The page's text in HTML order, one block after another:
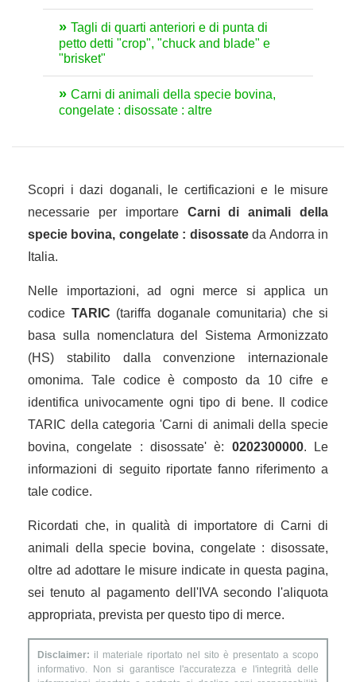
Tagli di quarti anteriori e di punta di
petto detti "crop", "chuck and blade" e
"brisket"
Carni di animali della specie bovina,
congelate : disossate : altre
Scopri i dazi doganali, le certificazioni e le misure
necessarie per importare Carni di animali della
specie bovina, congelate : disossateda Andorra in
Italia.
Nelle importazioni, ad ogni merce si applica un
codice TARIC (tariffa doganale comunitaria) che si
basa sulla nomenclatura del Sistema Armonizzato
(HS) stabilito dalla convenzione internazionale
omonima. Tale codice è composto da 10 cifre e
identifica univocamente ogni tipo di bene. Il codice
TARIC della categoria 'Carni di animali della specie
bovina, congelate : disossate' è: 0202300000. Le
informazioni di seguito riportate fanno riferimento a
tale codice.
Ricordati che, in qualità di importatore di Carni di
animali della specie bovina, congelate : disossate,
oltre ad adottare le misure indicate in questa pagina,
sei tenuto al pagamento dell'IVA secondo l'aliquota
appropriata, prevista per questo tipo di merce.
Disclaimer: il materiale riportato nel sito è presentato a scopo
informativo. Non si garantisce l'accuratezza e l'integrità delle